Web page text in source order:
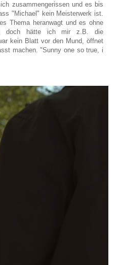
zusammengerissen und es bis
"Michael" kein Meisterwerk ist.
Thema heranwagt und es ohne
doch hätte ich mir z.B. die
kein Blatt vor den Mund, öffnet
machen. "Sunny one so true, i